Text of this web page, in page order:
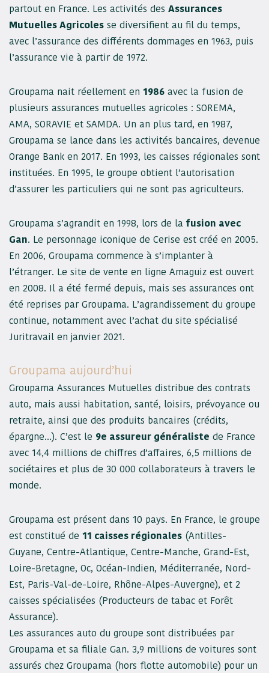
partout en France. Les activités des Assurances
Mutuelles Agricoles se diversifient au fil du temps,
avec l’assurance des différents dommages en 1963, puis
l’assurance vie à partir de 1972.
Groupama nait réellement en 1986 avec la fusion de
plusieurs assurances mutuelles agricoles : SOREMA,
AMA, SORAVIE et SAMDA. Un an plus tard, en 1987,
Groupama se lance dans les activités bancaires, devenue
Orange Bank en 2017. En 1993, les caisses régionales sont
instituées. En 1995, le groupe obtient l’autorisation
d’assurer les particuliers qui ne sont pas agriculteurs.
Groupama s’agrandit en 1998, lors de la fusion avec
Gan. Le personnage iconique de Cerise est créé en 2005.
En 2006, Groupama commence à s’implanter à
l’étranger. Le site de vente en ligne Amaguiz est ouvert
en 2008. Il a été fermé depuis, mais ses assurances ont
été reprises par Groupama. L’agrandissement du groupe
continue, notamment avec l’achat du site spécialisé
Juritravail en janvier 2021.
Groupama aujourd’hui
Groupama Assurances Mutuelles distribue des contrats
auto, mais aussi habitation, santé, loisirs, prévoyance ou
retraite, ainsi que des produits bancaires (crédits,
épargne…). C’est le 9e assureur généraliste de France
avec 14,4 millions de chiffres d’affaires, 6,5 millions de
sociétaires et plus de 30 000 collaborateurs à travers le
monde.
Groupama est présent dans 10 pays. En France, le groupe
est constitué de 11 caisses régionales (Antilles-
Guyane, Centre-Atlantique, Centre-Manche, Grand-Est,
Loire-Bretagne, Oc, Océan-Indien, Méditerranée, Nord-
Est, Paris-Val-de-Loire, Rhône-Alpes-Auvergne), et 2
caisses spécialisées (Producteurs de tabac et Forêt
Assurance).
Les assurances auto du groupe sont distribuées par
Groupama et sa filiale Gan. 3,9 millions de voitures sont
assurés chez Groupama (hors flotte automobile) pour un